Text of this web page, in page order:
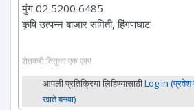
मुंग 02 5200 6485
कृषि उत्पन्न बाजार समिती, हिंगणघाट
शेतकरी तितुका एक एक!
आपली प्रतिक्रिया लिहिण्यासाठीLog in (प्रवेश
खाते बनवा)